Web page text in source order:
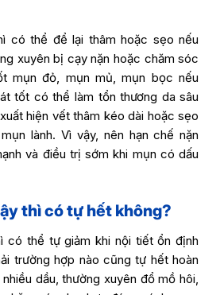
có thể để lại thâm hoặc sẹo nếu
xuyên bị cạy nặn hoặc chăm sóc
mụn đỏ, mụn mủ, mụn bọc nếu
tốt có thể làm tổn thương da sâu
hiện vết thâm kéo dài hoặc sẹo
lành. Vì vậy, nên hạn chế nặn
và điều trị sớm khi mụn có dấu
thì có tự hết không?
có thể tự giảm khi nội tiết ổn định
trường hợp nào cũng tự hết hoàn
dầu, thường xuyên đổ mồ hôi,